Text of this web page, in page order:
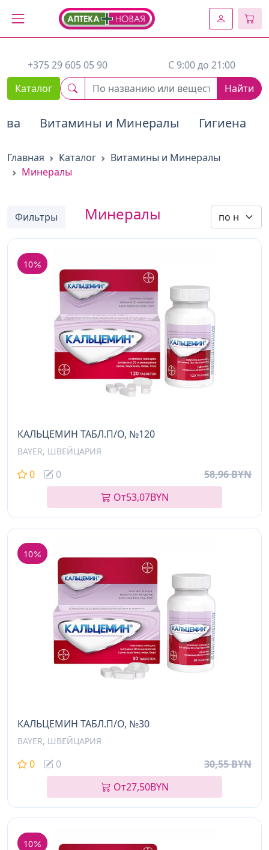
2. Вставьте этот код сразу же после открывающего тега :
+375 29 605 05 90
C 9:00 до 21:00
Каталог
Найти
Витамины и Минералы Гигиена
Главная Каталог
Витамины и Минералы
Минералы
Фильтры Минералы
10
КАЛЬЦЕМИН ТАБЛ.П/О, №120
BAYER, ШВЕЙЦАРИЯ
0 0
58,96 BYN
От53,07BYN
10
КАЛЬЦЕМИН ТАБЛ.П/О, №30
BAYER, ШВЕЙЦАРИЯ
0 0
30,55 BYN
От27,50BYN
10